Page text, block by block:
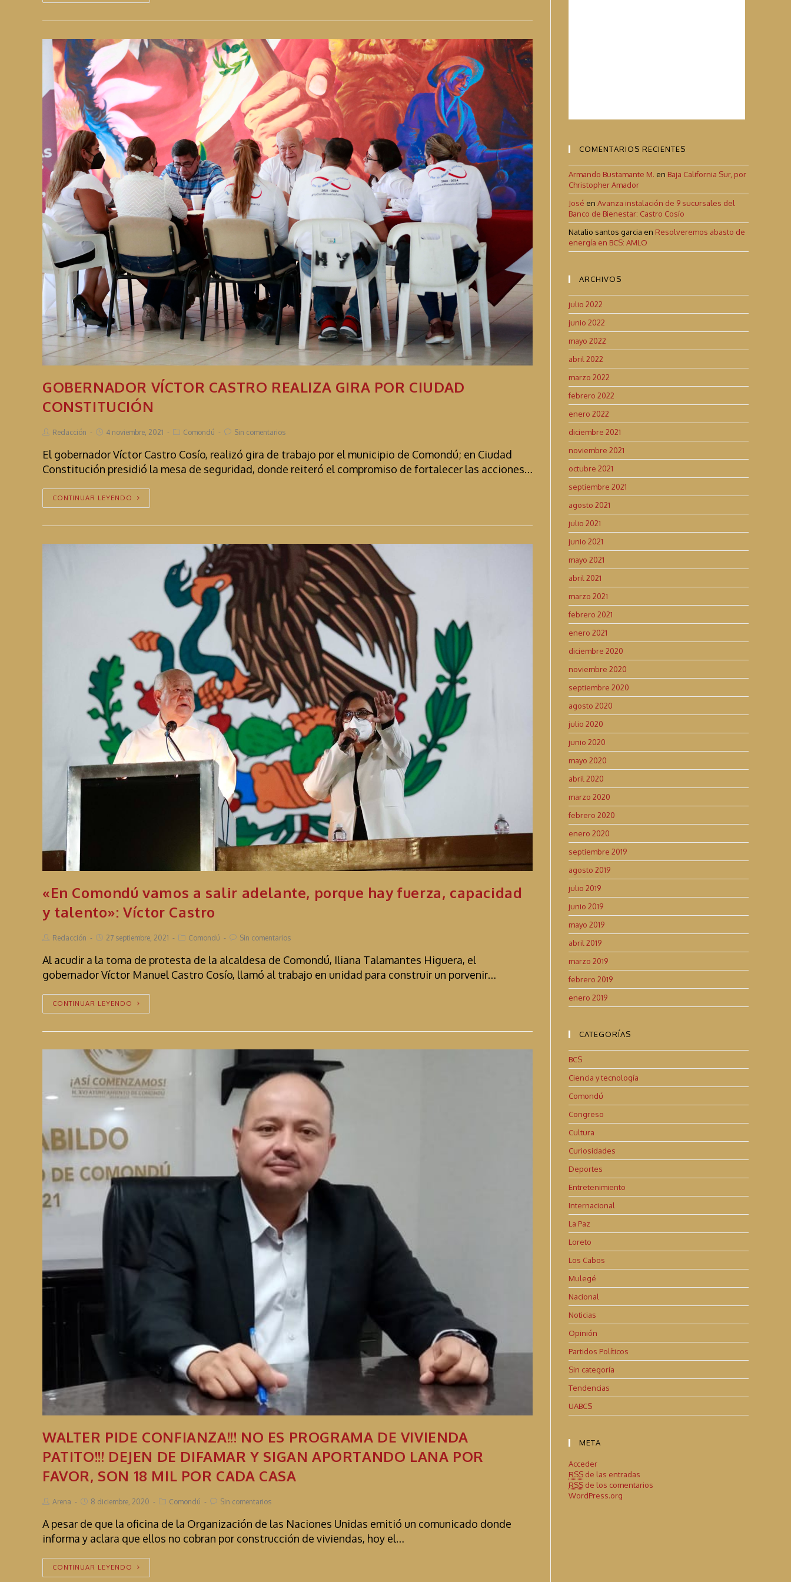
GOBERNADOR VÍCTOR CASTRO REALIZA GIRA POR CIUDAD
CONSTITUCIÓN
Redacción 4 noviembre, 2021 Comondú Sin comentarios
El gobernador Víctor Castro Cosío, realizó gira de trabajo por el municipio de Comondú; en Ciudad
Constitución presidió la mesa de seguridad, donde reiteró el compromiso de fortalecer las acciones…
CONTINUAR LEYENDO
«En Comondú vamos a salir adelante, porque hay fuerza, capacidad
y talento»: Víctor Castro
Redacción 27 septiembre, 2021 Comondú Sin comentarios
Al acudir a la toma de protesta de la alcaldesa de Comondú, Iliana Talamantes Higuera, el
gobernador Víctor Manuel Castro Cosío, llamó al trabajo en unidad para construir un porvenir…
CONTINUAR LEYENDO
WALTER PIDE CONFIANZA!!! NO ES PROGRAMA DE VIVIENDA
PATITO!!! DEJEN DE DIFAMAR Y SIGAN APORTANDO LANA POR
FAVOR, SON 18 MIL POR CADA CASA
Arena 8 diciembre, 2020 Comondú Sin comentarios
A pesar de que la oficina de la Organización de las Naciones Unidas emitió un comunicado donde
informa y aclara que ellos no cobran por construcción de viviendas, hoy el…
CONTINUAR LEYENDO
COMENTARIOS RECIENTES
Armando Bustamante M. en Baja California Sur, por
Christopher Amador
José en Avanza instalación de 9 sucursales del
Banco de Bienestar: Castro Cosío
Natalio santos garcia en Resolveremos abasto de
energía en BCS: AMLO
ARCHIVOS
julio 2022
junio 2022
mayo 2022
abril 2022
marzo 2022
febrero 2022
enero 2022
diciembre 2021
noviembre 2021
octubre 2021
septiembre 2021
agosto 2021
julio 2021
junio 2021
mayo 2021
abril 2021
marzo 2021
febrero 2021
enero 2021
diciembre 2020
noviembre 2020
septiembre 2020
agosto 2020
julio 2020
junio 2020
mayo 2020
abril 2020
marzo 2020
febrero 2020
enero 2020
septiembre 2019
agosto 2019
julio 2019
junio 2019
mayo 2019
abril 2019
marzo 2019
febrero 2019
enero 2019
CATEGORÍAS
BCS
Ciencia y tecnología
Comondú
Congreso
Cultura
Curiosidades
Deportes
Entretenimiento
Internacional
La Paz
Loreto
Los Cabos
Mulegé
Nacional
Noticias
Opinión
Partidos Políticos
Sin categoría
Tendencias
UABCS
META
Acceder
RSS de las entradas
RSS de los comentarios
WordPress.org